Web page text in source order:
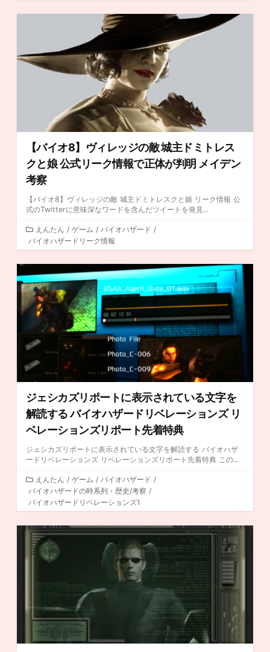
ゴ
【バイオ8】ヴィレッジの敵 城主ドミトレス
クと娘 公式リーク情報で正体が判明 メイデン
考察
【バイオ8】ヴィレッジの敵 城主ドミトレスクと娘 リーク情報 公
式のTwitterに意味深なワードを含んだツイートを発見...
カ
テ
ゴ
リ
ー
えんたん / ゲーム / バイオハザード /
バイオハザードリーク情報
ジェシカズリポートに表示されている文字を
解読する バイオハザードリベレーションズ リ
ベレーションズリポート先着特典
ジェシカズリポートに表示されている文字を解読する バイオハザ
ードリベレーションズ リベレーションズリポート先着特典 この...
カ
テ
ゴ
リ
ー
えんたん / ゲーム / バイオハザード /
バイオハザードの時系列・歴史/考察 /
バイオハザードリベレーションズ1